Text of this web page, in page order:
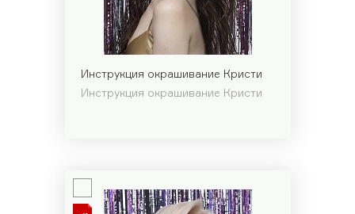
Инструкция окрашивание Кристи
Инструкция окрашивание Кристи